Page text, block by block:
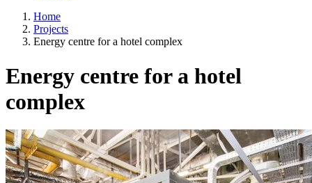
Home
Projects
Energy centre for a hotel complex
Energy centre for a hotel
complex